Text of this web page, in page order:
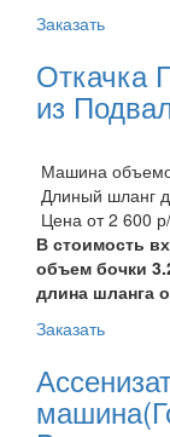
Заказать
Откачка
из
Машина
Длиный шланг
Цена от 2 600
В стоимость
объем бочки
длина шланга
Заказать